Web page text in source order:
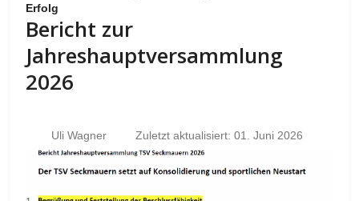
Erfolg
Bericht zur
Jahreshauptversammlung
2026
Uli Wagner Zuletzt aktualisiert: 01. Juni 2026